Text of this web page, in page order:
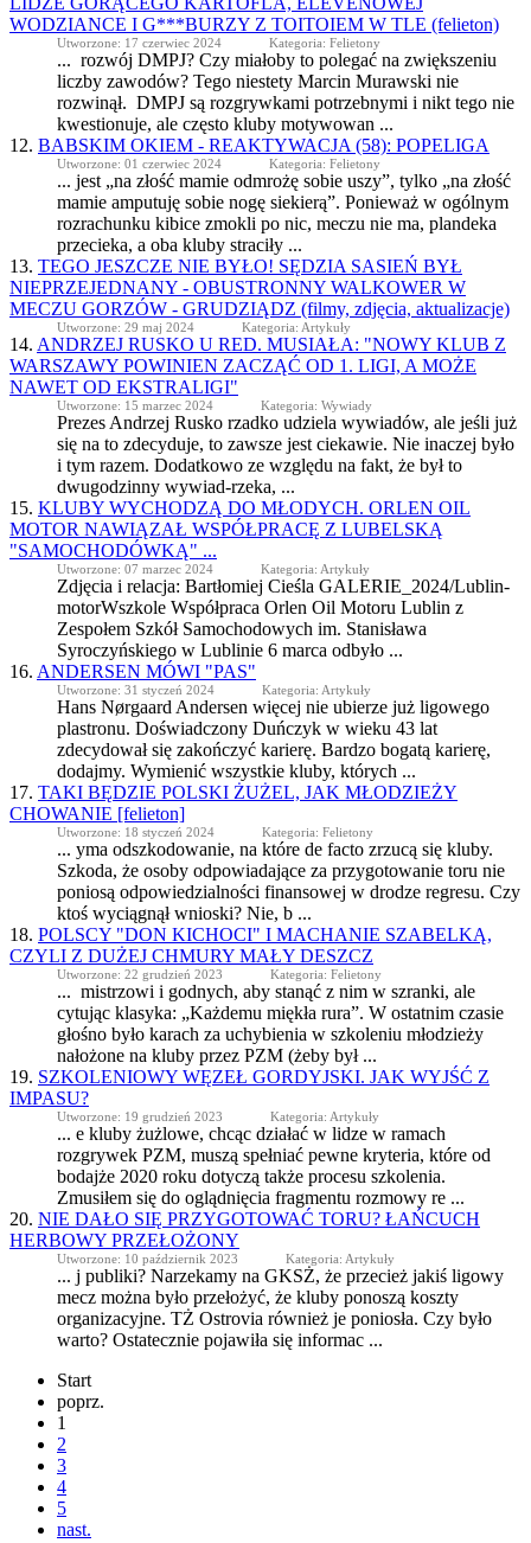
WODZIANCE I G***BURZY Z TOITOIEM W TLE (felieton)
Utworzone: 17 czerwiec 2024 Kategoria: Felietony
... rozwój DMPJ? Czy miałoby to polegać na zwiększeniu
liczby zawodów? Tego niestety Marcin Murawski nie
rozwinął. DMPJ są rozgrywkami potrzebnymi i nikt tego nie
kwestionuje, ale często kluby motywowan ...
12. BABSKIM OKIEM - REAKTYWACJA (58): POPELIGA
Utworzone: 01 czerwiec 2024 Kategoria: Felietony
... jest „na złość mamie odmrożę sobie uszy”, tylko „na złość
mamie amputuję sobie nogę siekierą”. Ponieważ w ogólnym
rozrachunku kibice zmokli po nic, meczu nie ma, plandeka
przecieka, a oba kluby straciły ...
13. TEGO JESZCZE NIE BYŁO! SĘDZIA SASIEŃ BYŁ
NIEPRZEJEDNANY - OBUSTRONNY WALKOWER W
MECZU GORZÓW - GRUDZIĄDZ (filmy, zdjęcia, aktualizacje)
Utworzone: 29 maj 2024 Kategoria: Artykuły
14. ANDRZEJ RUSKO U RED. MUSIAŁA: "NOWY KLUB Z
WARSZAWY POWINIEN ZACZĄĆ OD 1. LIGI, A MOŻE
NAWET OD EKSTRALIGI"
Utworzone: 15 marzec 2024 Kategoria: Wywiady
Prezes Andrzej Rusko rzadko udziela wywiadów, ale jeśli już
się na to zdecyduje, to zawsze jest ciekawie. Nie inaczej było
i tym razem. Dodatkowo ze względu na fakt, że był to
dwugodzinny wywiad-rzeka, ...
15. KLUBY WYCHODZĄ DO MŁODYCH. ORLEN OIL
MOTOR NAWIĄZAŁ WSPÓŁPRACĘ Z LUBELSKĄ
"SAMOCHODÓWKĄ" ...
Utworzone: 07 marzec 2024 Kategoria: Artykuły
Zdjęcia i relacja: Bartłomiej Cieśla GALERIE_2024/Lublin-
motorWszkole Współpraca Orlen Oil Motoru Lublin z
Zespołem Szkół Samochodowych im. Stanisława
Syroczyńskiego w Lublinie 6 marca odbyło ...
16. ANDERSEN MÓWI "PAS"
Utworzone: 31 styczeń 2024 Kategoria: Artykuły
Hans Nørgaard Andersen więcej nie ubierze już ligowego
plastronu. Doświadczony Duńczyk w wieku 43 lat
zdecydował się zakończyć karierę. Bardzo bogatą karierę,
dodajmy. Wymienić wszystkie kluby, których ...
17. TAKI BĘDZIE POLSKI ŻUŻEL, JAK MŁODZIEŻY
CHOWANIE [felieton]
Utworzone: 18 styczeń 2024 Kategoria: Felietony
... yma odszkodowanie, na które de facto zrzucą się kluby.
Szkoda, że osoby odpowiadające za przygotowanie toru nie
poniosą odpowiedzialności finansowej w drodze regresu. Czy
ktoś wyciągnął wnioski? Nie, b ...
18. POLSCY "DON KICHOCI" I MACHANIE SZABELKĄ,
CZYLI Z DUŻEJ CHMURY MAŁY DESZCZ
Utworzone: 22 grudzień 2023 Kategoria: Felietony
... mistrzowi i godnych, aby stanąć z nim w szranki, ale
cytując klasyka: „Każdemu miękła rura”. W ostatnim czasie
głośno było karach za uchybienia w szkoleniu młodzieży
nałożone na kluby przez PZM (żeby był ...
19. SZKOLENIOWY WĘZEŁ GORDYJSKI. JAK WYJŚĆ Z
IMPASU?
Utworzone: 19 grudzień 2023 Kategoria: Artykuły
... e kluby żużlowe, chcąc działać w lidze w ramach
rozgrywek PZM, muszą spełniać pewne kryteria, które od
bodajże 2020 roku dotyczą także procesu szkolenia.
Zmusiłem się do oglądnięcia fragmentu rozmowy re ...
20. NIE DAŁO SIĘ PRZYGOTOWAĆ TORU? ŁAŃCUCH
HERBOWY PRZEŁOŻONY
Utworzone: 10 październik 2023 Kategoria: Artykuły
... j publiki? Narzekamy na GKSŻ, że przecież jakiś ligowy
mecz można było przełożyć, że kluby ponoszą koszty
organizacyjne. TŻ Ostrovia również je poniosła. Czy było
warto? Ostatecznie pojawiła się informac ...
Start
poprz.
1
2
3
4
5
nast.